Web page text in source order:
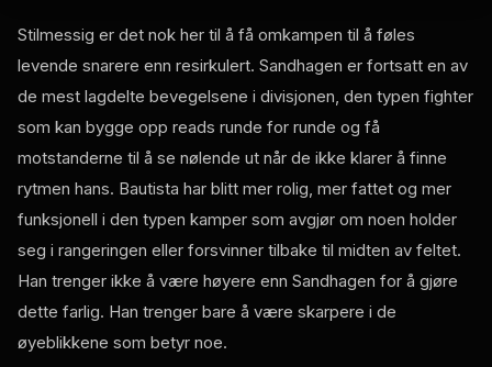
Stilmessig er det nok her til å få omkampen til å føles
levende snarere enn resirkulert. Sandhagen er fortsatt en av
de mest lagdelte bevegelsene i divisjonen, den typen fighter
som kan bygge opp reads runde for runde og få
motstanderne til å se nølende ut når de ikke klarer å finne
rytmen hans. Bautista har blitt mer rolig, mer fattet og mer
funksjonell i den typen kamper som avgjør om noen holder
seg i rangeringen eller forsvinner tilbake til midten av feltet.
Han trenger ikke å være høyere enn Sandhagen for å gjøre
dette farlig. Han trenger bare å være skarpere i de
øyeblikkene som betyr noe.